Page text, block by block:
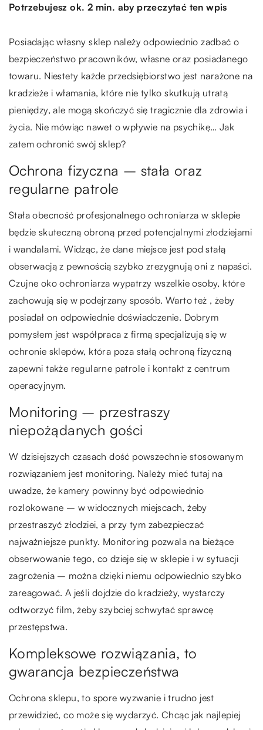
Potrzebujesz ok. 2 min. aby przeczytać ten wpis
Posiadając własny sklep należy odpowiednio zadbać o
bezpieczeństwo pracowników, własne oraz posiadanego
towaru. Niestety każde przedsiębiorstwo jest narażone na
kradzieże i włamania, które nie tylko skutkują utratą
pieniędzy, ale mogą skończyć się tragicznie dla zdrowia i
życia. Nie mówiąc nawet o wpływie na psychikę… Jak
zatem ochronić swój sklep?
Ochrona fizyczna – stała oraz
regularne patrole
Stała obecność profesjonalnego ochroniarza w sklepie
będzie skuteczną obroną przed potencjalnymi złodziejami
i wandalami. Widząc, że dane miejsce jest pod stałą
obserwacją z pewnością szybko zrezygnują oni z napaści.
Czujne oko ochroniarza wypatrzy wszelkie osoby, które
zachowują się w podejrzany sposób. Warto też , żeby
posiadał on odpowiednie doświadczenie. Dobrym
pomysłem jest współpraca z firmą specjalizują się w
ochronie sklepów, która poza stałą ochroną fizyczną
zapewni także regularne patrole i kontakt z centrum
operacyjnym.
Monitoring – przestraszy
niepożądanych gości
W dzisiejszych czasach dość powszechnie stosowanym
rozwiązaniem jest monitoring. Należy mieć tutaj na
uwadze, że kamery powinny być odpowiednio
rozlokowane – w widocznych miejscach, żeby
przestraszyć złodziei, a przy tym zabezpieczać
najważniejsze punkty. Monitoring pozwala na bieżące
obserwowanie tego, co dzieje się w sklepie i w sytuacji
zagrożenia – można dzięki niemu odpowiednio szybko
zareagować. A jeśli dojdzie do kradzieży, wystarczy
odtworzyć film, żeby szybciej schwytać sprawcę
przestępstwa.
Kompleksowe rozwiązania, to
gwarancja bezpieczeństwa
Ochrona sklepu, to spore wyzwanie i trudno jest
przewidzieć, co może się wydarzyć. Chcąc jak najlepiej